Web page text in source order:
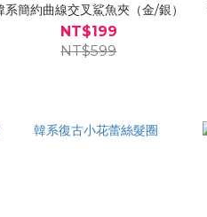
系簡約曲線交叉鯊魚夾（金/銀）
NT$199
NT$599